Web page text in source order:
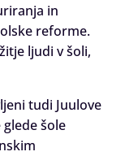
in
reforme.
ljudi v šoli,
tudi Juulove
šole